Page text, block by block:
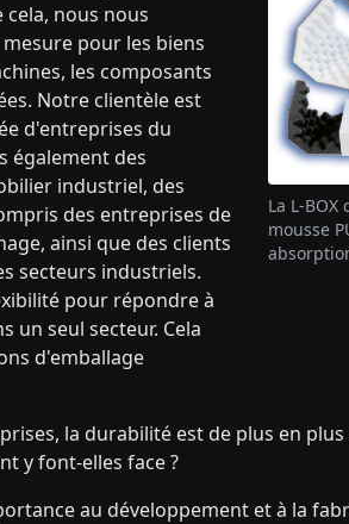
nous nous
pour les biens
les composants
Notre clientèle est
d'entreprises du
également des
industriel, des
des entreprises de
ainsi que des clients
secteurs industriels.
pour répondre à
un seul secteur. Cela
d'emballage
La L-
mousse
la durabilité est de plus en plus
y font-elles face ?
au développement et à la